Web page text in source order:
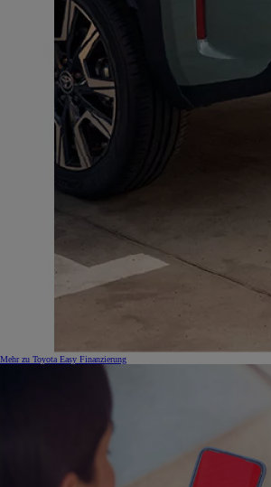
Mehr zu Toyota Easy Finanzierung